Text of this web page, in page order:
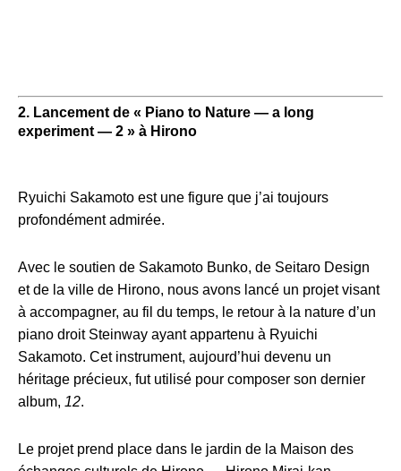
2. Lancement de « Piano to Nature — a long
experiment — 2 » à Hirono
Ryuichi Sakamoto est une figure que j’ai toujours
profondément admirée.
Avec le soutien de Sakamoto Bunko, de Seitaro Design
et de la ville de Hirono, nous avons lancé un projet visant
à accompagner, au fil du temps, le retour à la nature d’un
piano droit Steinway ayant appartenu à Ryuichi
Sakamoto. Cet instrument, aujourd’hui devenu un
héritage précieux, fut utilisé pour composer son dernier
album, 12.
Le projet prend place dans le jardin de la Maison des